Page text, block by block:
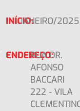
INÍCIO:JANEIRO/2025
ENDEREÇO:
RUA DR.
AFONSO
BACCARI
222 - VILA